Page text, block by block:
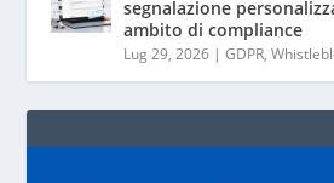
segnalazione
ambito di compliance
Lug 29, 2026 |GDPR,